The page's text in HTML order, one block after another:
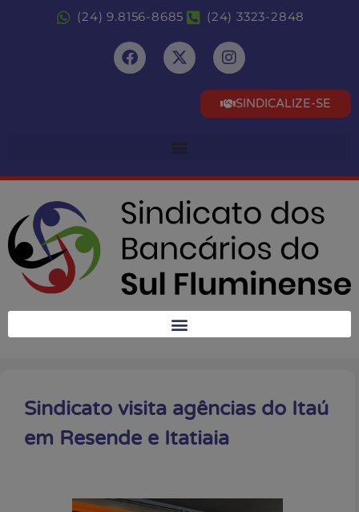
(24) 9.8156-8685 (24) 3323-2848
SINDICALIZE-SE
Sindicato visita agências do Itaú
em Resende e Itatiaia